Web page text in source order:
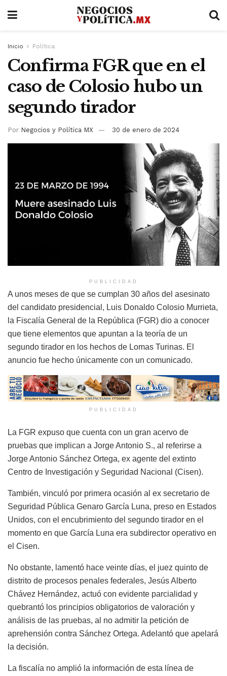
Inicio Política
Confirma FGR que en el
caso de Colosio hubo un
segundo tirador
Por Negocios y Política MX 30 de enero de 2024
PUBLICIDAD
A unos meses de que se cumplan 30 años del asesinato
del candidato presidencial, Luis Donaldo Colosio Murrieta,
la Fiscalía General de la República (FGR) dio a conocer
que tiene elementos que apuntan a la teoría de un
segundo tirador en los hechos de Lomas Turinas. El
anuncio fue hecho únicamente con un comunicado.
PUBLICIDAD
La FGR expuso que cuenta con un gran acervo de
pruebas que implican a Jorge Antonio S., al referirse a
Jorge Antonio Sánchez Ortega, ex agente del extinto
Centro de Investigación y Seguridad Nacional (Cisen).
También, vinculó por primera ocasión al ex secretario de
Seguridad Pública Genaro García Luna, preso en Estados
Unidos, con el encubrimiento del segundo tirador en el
momento en que García Luna era subdirector operativo en
el Cisen.
No obstante, lamentó hace veinte días, el juez quinto de
distrito de procesos penales federales, Jesús Alberto
Chávez Hernández, actuó con evidente parcialidad y
quebrantó los principios obligatorios de valoración y
análisis de las pruebas, al no admitir la petición de
aprehensión contra Sánchez Ortega. Adelantó que apelará
la decisión.
La fiscalía no amplió la información de esta línea de